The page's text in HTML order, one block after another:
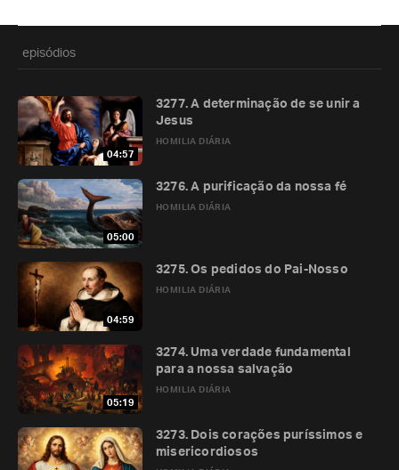
episódios
04:57
HOMILIA DIÁRIA
3277. A determinação de se unir a
Jesus
05:00
HOMILIA DIÁRIA
3276. A purificação da nossa fé
04:59
HOMILIA DIÁRIA
3275. Os pedidos do Pai-Nosso
05:19
HOMILIA DIÁRIA
3274. Uma verdade fundamental
para a nossa salvação
3273. Dois corações puríssimos e
misericordiosos